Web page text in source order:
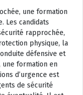
une formation
Les candidats
rapprochée,
physique, la
défensive et
formation en
d’urgence est
de sécurité